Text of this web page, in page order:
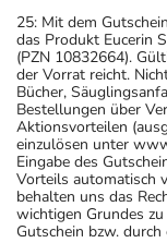
25: Mit dem
das Produkt Eucerin
(PZN 10832664).
der Vorrat reicht.
Bücher,
Bestellungen über
Aktionsvorteilen
einzulösen unter
Eingabe des
Vorteils automatisch
behalten uns das
wichtigen Grundes
Gutschein bzw.